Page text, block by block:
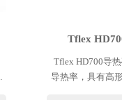
Tflex
Tflex HD700导
导热率，具有高